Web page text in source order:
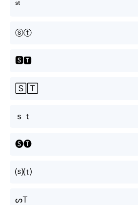
ˢᵗ
ⓢⓣ
🆂🆃
🅂🅃
ｓｔ
🅢🅣
⒮⒯
ᔕT